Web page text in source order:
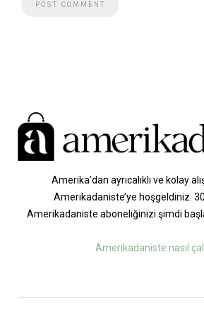
Amerika’dan ayrıcalıklı ve kolay
Amerikadaniste’ye hoşgeldiniz.
Amerikadaniste aboneliğinizi şimdi
Amerikadaniste nasıl